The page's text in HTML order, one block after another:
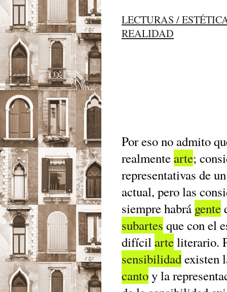
LECTURAS /
REALIDAD
Por eso no admito
realmente arte;
representativas de
actual, pero las
siempre habrá gente
subartes que con el
difícil arteliterario.
sensibilidadexisten
cantoy la